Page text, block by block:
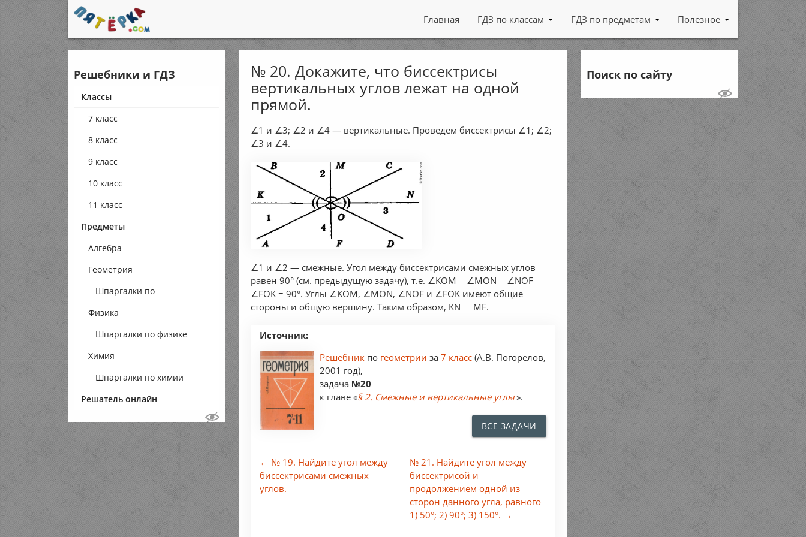
Главная ГДЗ по классам ГДЗ по предметам Полезное
Решебники и ГДЗ
Классы
7 класс
8 класс
9 класс
10 класс
11 класс
Предметы
Алгебра
Геометрия
Шпаргалки по
геометрии
Физика
Шпаргалки по физике
Химия
Шпаргалки по химии
Решатель онлайн
№ 20. Докажите, что биссектрисы
вертикальных углов лежат на одной
прямой.
∠1 и ∠3; ∠2 и ∠4 — вертикальные. Проведем биссектрисы ∠1; ∠2;
∠3 и ∠4.
∠1 и ∠2 — смежные. Угол между биссектрисами смежных углов
равен 90° (см. предыдущую задачу), т.е. ∠KOM = ∠MON = ∠NOF =
∠FOK = 90°. Углы ∠KOM, ∠MON, ∠NOF и ∠FOK имеют общие
стороны и общую вершину. Таким образом, KN ⊥ MF.
Источник:
Решебник по геометрииза7 класс (А.В. Погорелов,
2001 год),
задача №20
к главе «§ 2. Смежные и вертикальные углы».
ВСЕ ЗАДАЧИ
← № 19. Найдите угол между
биссектрисами смежных
углов.
№ 21. Найдите угол между
биссектрисой и
продолжением одной из
сторон данного угла, равного
1) 50°; 2) 90°; 3) 150°. →
Поиск по сайту